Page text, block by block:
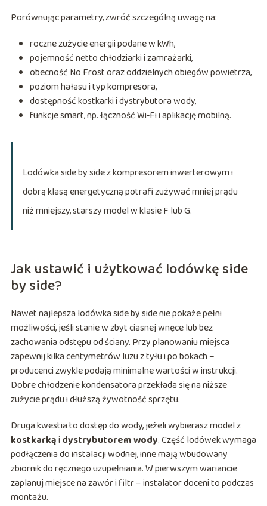
Porównując parametry, zwróć szczególną uwagę na:
roczne zużycie energii podane w kWh,
pojemność netto chłodziarki i zamrażarki,
obecność No Frost oraz oddzielnych obiegów powietrza,
poziom hałasu i typ kompresora,
dostępność kostkarki i dystrybutora wody,
funkcje smart, np. łączność Wi‑Fi i aplikację mobilną.
Lodówka side by side z kompresorem inwerterowym i
dobrą klasą energetyczną potrafi zużywać mniej prądu
niż mniejszy, starszy model w klasie F lub G.
Jak ustawić i użytkować lodówkę side
by side?
Nawet najlepsza lodówka side by side nie pokaże pełni
możliwości, jeśli stanie w zbyt ciasnej wnęce lub bez
zachowania odstępu od ściany. Przy planowaniu miejsca
zapewnij kilka centymetrów luzu z tyłu i po bokach –
producenci zwykle podają minimalne wartości w instrukcji.
Dobre chłodzenie kondensatora przekłada się na niższe
zużycie prądu i dłuższą żywotność sprzętu.
Druga kwestia to dostęp do wody, jeżeli wybierasz model z
kostkarkąi dystrybutorem wody. Część lodówek wymaga
podłączenia do instalacji wodnej, inne mają wbudowany
zbiornik do ręcznego uzupełniania. W pierwszym wariancie
zaplanuj miejsce na zawór i filtr – instalator doceni to podczas
montażu.